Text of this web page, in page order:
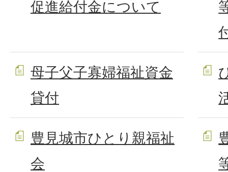
促進給付金について
母子父子寡婦福祉資金
貸付
豊見城市ひとり親福祉
会